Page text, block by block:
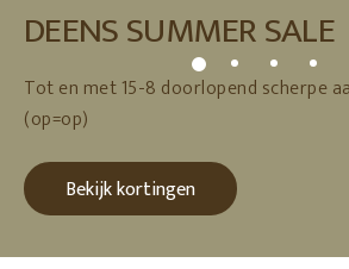
DEENS SUMMER SALE
Tot en met 15-8 doorlopend scherpe
(op=op)
Bekijk kortingen